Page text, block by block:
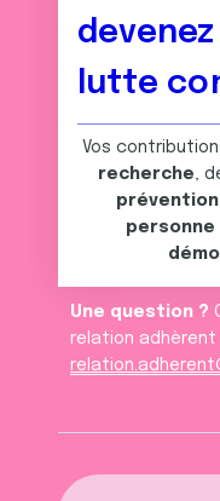
lutte
Vos
recherche,
prévention
personne
Une question ?
relation adhèrent